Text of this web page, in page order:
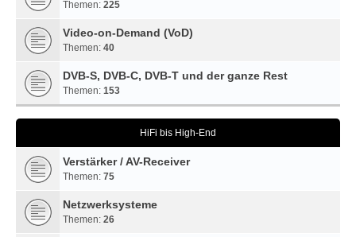
Themen: 225
Video-on-Demand (VoD)
Themen: 40
DVB-S, DVB-C, DVB-T und der ganze Rest
Themen: 153
HiFi bis High-End
Verstärker / AV-Receiver
Themen: 75
Netzwerksysteme
Themen: 26